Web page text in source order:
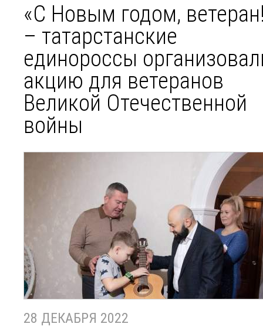
«С Новым годом,
– татарстанские
единороссы
акцию для ветеранов
Великой Отечественной
войны
28 ДЕКАБРЯ 2022